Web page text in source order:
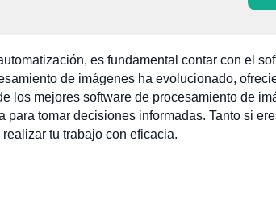
es fundamental contar con el
de imágenes ha evolucionado,
los mejores software de procesamiento de
tomar decisiones informadas. Tanto si
tu trabajo con eficacia.